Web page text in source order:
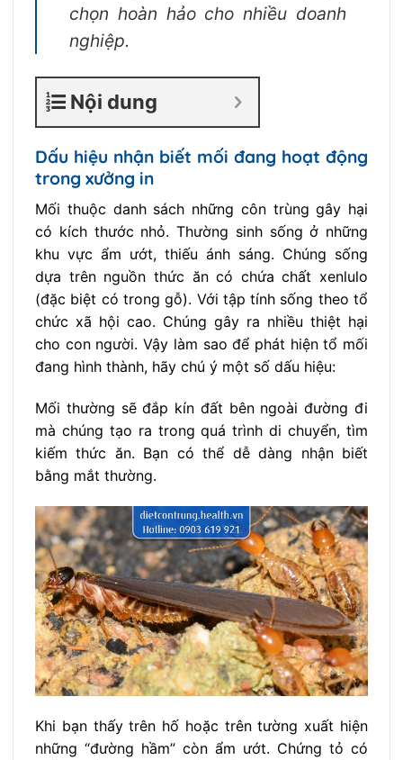
chọn hoàn hảo cho nhiều doanh
nghiệp.
Nội dung
Dấu hiệu nhận biết mối đang hoạt động
trong xưởng in
Mối thuộc danh sách những côn trùng gây hại
có kích thước nhỏ. Thường sinh sống ở những
khu vực ẩm ướt, thiếu ánh sáng. Chúng sống
dựa trên nguồn thức ăn có chứa chất xenlulo
(đặc biệt có trong gỗ). Với tập tính sống theo tổ
chức xã hội cao. Chúng gây ra nhiều thiệt hại
cho con người. Vậy làm sao để phát hiện tổ mối
đang hình thành, hãy chú ý một số dấu hiệu:
Mối thường sẽ đắp kín đất bên ngoài đường đi
mà chúng tạo ra trong quá trình di chuyển, tìm
kiếm thức ăn. Bạn có thể dễ dàng nhận biết
bằng mắt thường.
Khi bạn thấy trên hố hoặc trên tường xuất hiện
những “đường hầm” còn ẩm ướt. Chứng tỏ có